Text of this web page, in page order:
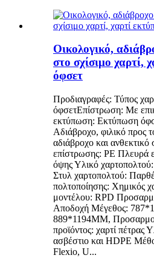
Οικολογικό,
στο σχίσιμο χαρτί,
όφσετ
Προδιαγραφές: Τύπος
όφσετΕπίστρωση: Με
εκτύπωση: Εκτύπωση
Αδιάβροχο, φιλικό προς
αδιάβροχο και
επίστρωσης: PE Πλευρά
όψης Υλικό
Στυλ χαρτοπολτού:
πολτοποίησης: Χημικός
μοντέλου: RPD
Αποδοχή Μέγεθος:
889*1194MM,
προϊόντος: χαρτί πέτρας
ασβέστιο και HDPE
Flexio, U...